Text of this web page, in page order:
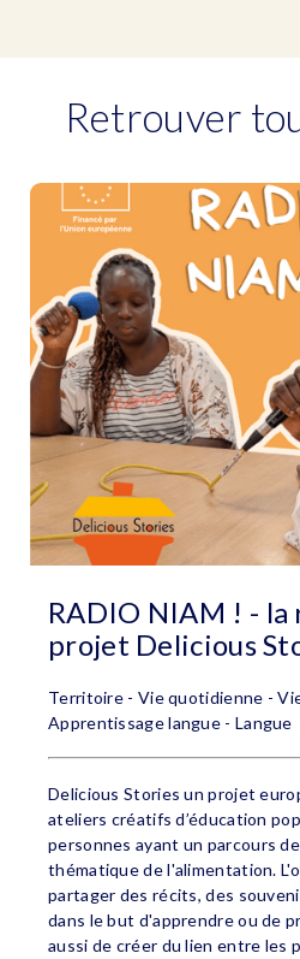
Retrouver
RADIO NIAM ! - la
projet Delicious
Territoire - Vie quotidienne -
Apprentissage langue - Langue
Delicious Stories un projet
ateliers créatifs d’éducation
personnes ayant un parcours
thématique de l'alimentation.
partager des récits, des
dans le but d'apprendre ou de
aussi de créer du lien entre les